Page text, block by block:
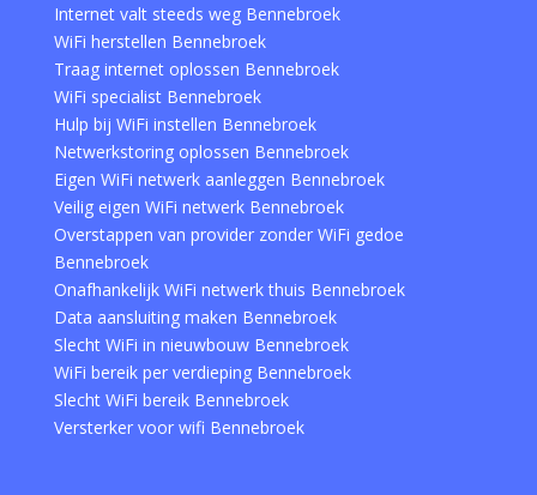
Internet valt steeds weg Bennebroek
WiFi herstellen Bennebroek
Traag internet oplossen Bennebroek
WiFi specialist Bennebroek
Hulp bij WiFi instellen Bennebroek
Netwerkstoring oplossen Bennebroek
Eigen WiFi netwerk aanleggen Bennebroek
Veilig eigen WiFi netwerk Bennebroek
Overstappen van provider zonder WiFi gedoe
Bennebroek
Onafhankelijk WiFi netwerk thuis Bennebroek
Data aansluiting maken Bennebroek
Slecht WiFi in nieuwbouw Bennebroek
WiFi bereik per verdieping Bennebroek
Slecht WiFi bereik Bennebroek
Versterker voor wifi Bennebroek